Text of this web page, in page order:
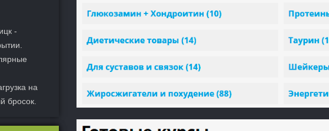
-
на
бросок.